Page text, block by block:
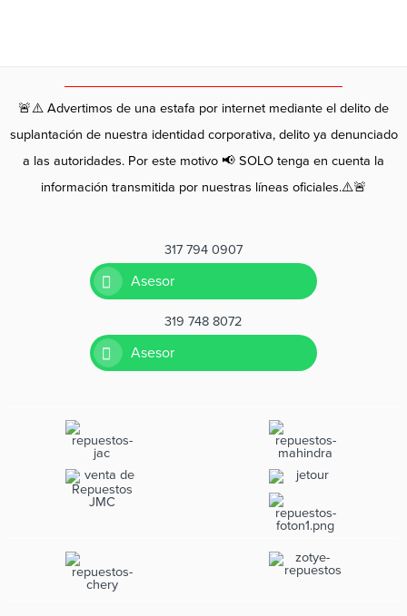
🚨⚠️ Advertimos de una estafa por internet mediante el delito de
suplantación de nuestra identidad corporativa, delito ya denunciado
a las autoridades. Por este motivo 📢 SOLO tenga en cuenta la
información transmitida por nuestras líneas oficiales.⚠️🚨
317 794 0907
Asesor
319 748 8072
Asesor